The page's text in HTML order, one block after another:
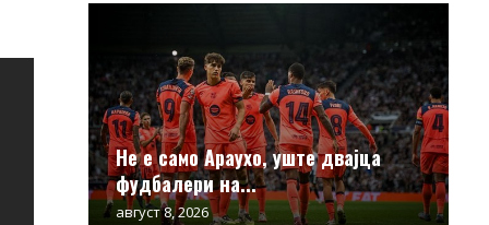
Не е само Араухо, уште двајца
фудбалери на...
август 8, 2026